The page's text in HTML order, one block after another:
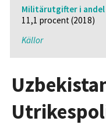
Militärutgifter i
11,1 procent (2018)
Källor